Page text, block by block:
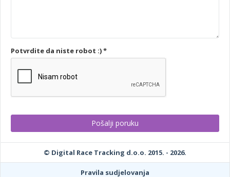
Potvrdite da niste robot :) *
© Digital Race Tracking d.o.o. 2015. - 2026.
Pravila sudjelovanja